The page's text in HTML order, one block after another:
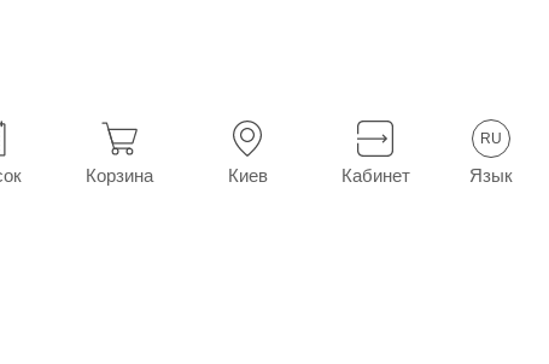
Корзина Киев Кабинет
RU
Язык
гомеопатические препараты Афлубин капли орал. фл. 50